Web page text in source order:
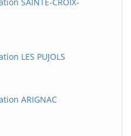
LES PUJOLS
ARIGNAC